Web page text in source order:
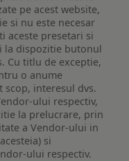
pe acest website,
si nu este necesar
aceste presetari si
la dispozitie butonul
Cu titlu de exceptie,
o anume
interesul dvs.
ului respectiv,
la prelucrare, prin
a Vendor-ului in
si
ului respectiv.